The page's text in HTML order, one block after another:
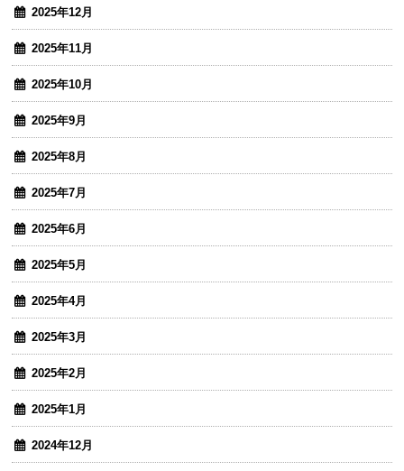
2025年12月
2025年11月
2025年10月
2025年9月
2025年8月
2025年7月
2025年6月
2025年5月
2025年4月
2025年3月
2025年2月
2025年1月
2024年12月